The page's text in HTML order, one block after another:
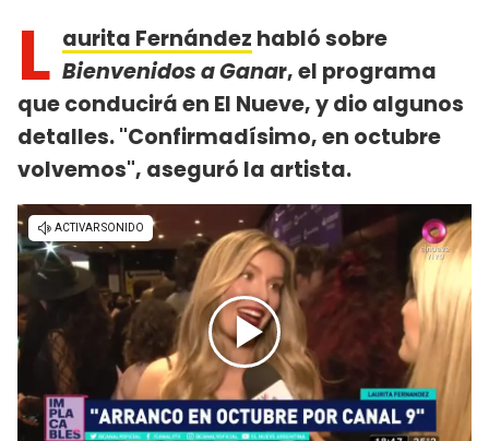
L aurita Fernández habló sobre
Bienvenidos a Ganar, el programa
que conducirá en El Nueve, y dio algunos
detalles. "Confirmadísimo, en octubre
volvemos", aseguró la artista.